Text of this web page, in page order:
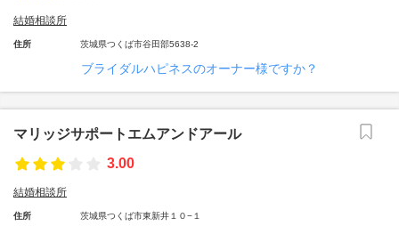
結婚相談所
住所 茨城県つくば市谷田部5638-2
ブライダルハピネスのオーナー様ですか？
マリッジサポートエムアンドアール
3.00
結婚相談所
住所 茨城県つくば市東新井１０−１